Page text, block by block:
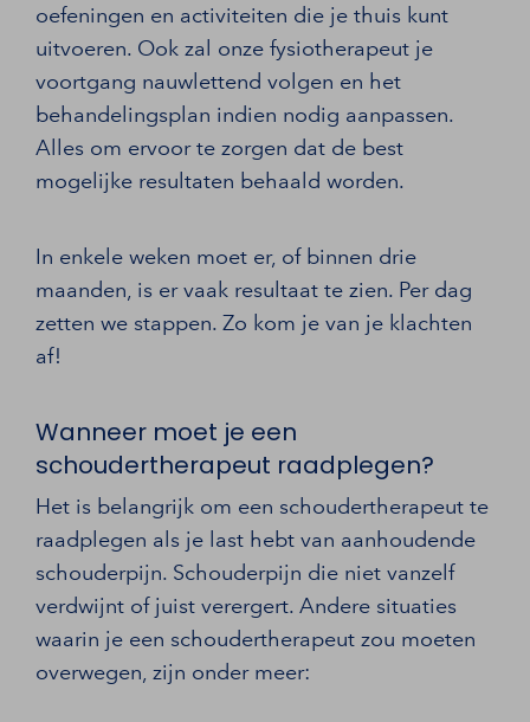
oefeningen en activiteiten die je thuis kunt
uitvoeren. Ook zal onze fysiotherapeut je
voortgang nauwlettend volgen en het
behandelingsplan indien nodig aanpassen.
Alles om ervoor te zorgen dat de best
mogelijke resultaten behaald worden.
In enkele weken moet er, of binnen drie
maanden, is er vaak resultaat te zien. Per dag
zetten we stappen. Zo kom je van je klachten
af!
Wanneer moet je een
schoudertherapeut raadplegen?
Het is belangrijk om een schoudertherapeut te
raadplegen als je last hebt van aanhoudende
schouderpijn. Schouderpijn die niet vanzelf
verdwijnt of juist verergert. Andere situaties
waarin je een schoudertherapeut zou moeten
overwegen, zijn onder meer: